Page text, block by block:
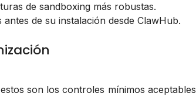
de sandboxing más robustas.
de su instalación desde ClawHub.
son los controles mínimos aceptables